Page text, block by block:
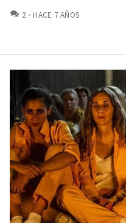
2 COMENTARIOS
HACE 7 AÑOS